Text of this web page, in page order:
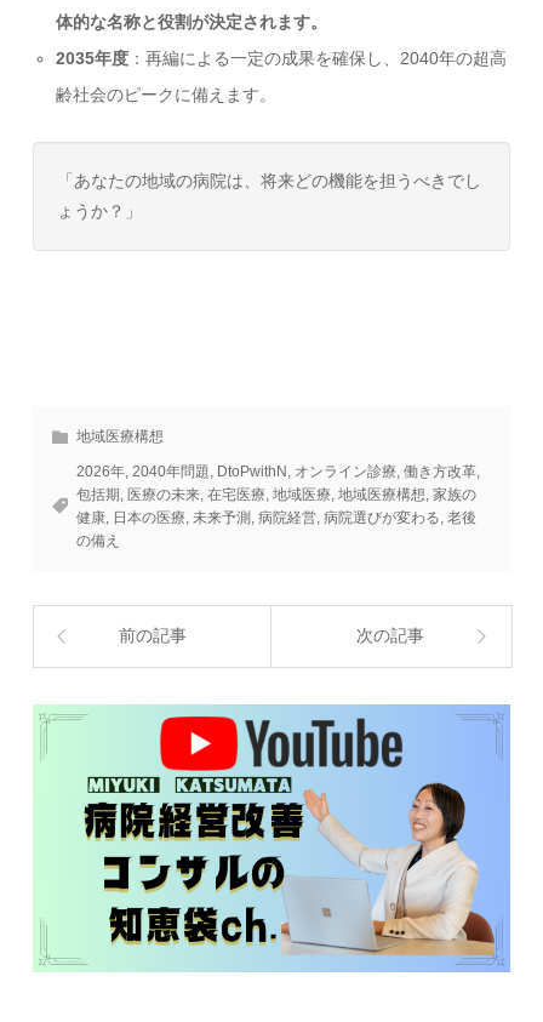
体的な名称と役割が決定されます。
2035年度：再編による一定の成果を確保し、2040年の超高
齢社会のピークに備えます。
「あなたの地域の病院は、将来どの機能を担うべきでし
ょうか？」
地域医療構想
2026年,2040年問題, DtoPwithN , オンライン診療,働き方改革,
包括期 , 医療の未来,在宅医療,地域医療,地域医療構想,家族の
健康, 日本の医療,未来予測 ,病院経営,病院選びが変わる,老後
の備え
前の記事 次の記事